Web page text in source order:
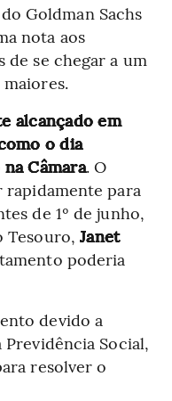
Goldman Sachs
nota aos
de se chegar a um
alcançado em
o dia
Câmara. O
rapidamente para
de 1º de junho,
Tesouro,Janet
poderia
devido a
Social,
resolver o